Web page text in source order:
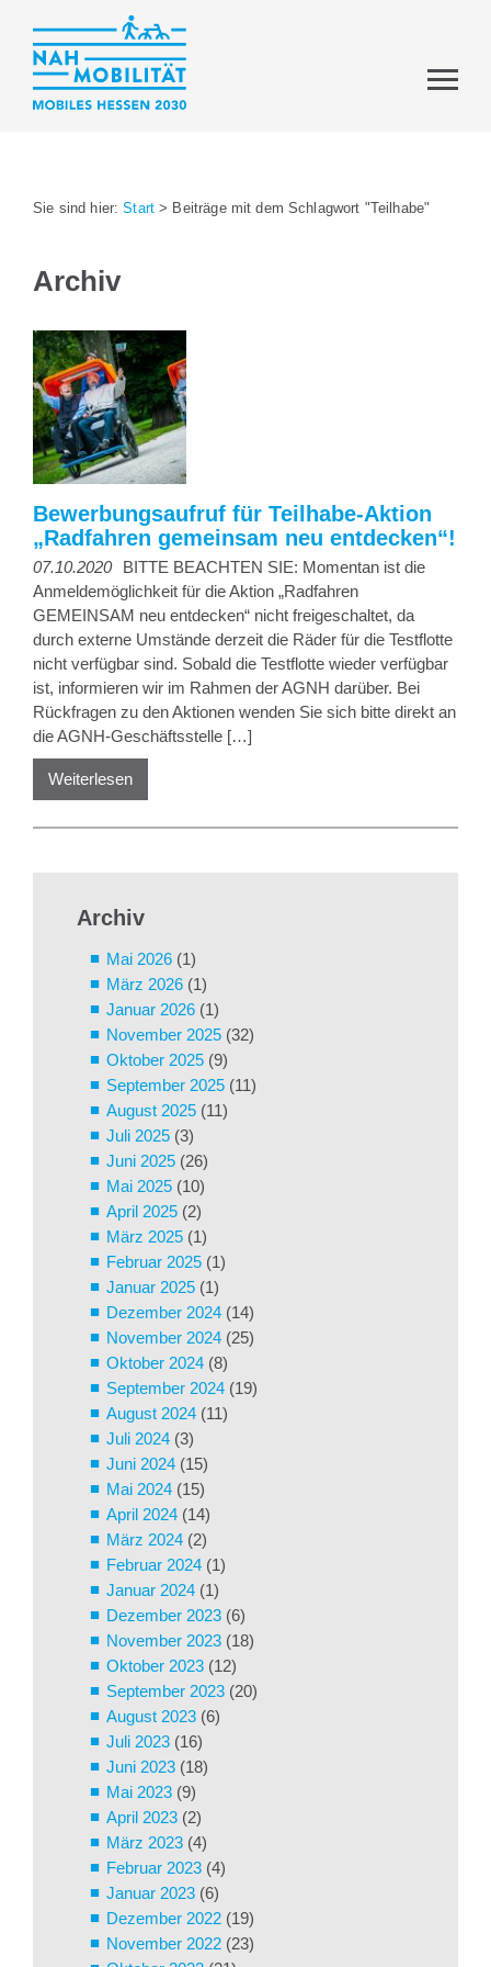
Sie sind hier:Start > Beiträge mit dem Schlagwort "Teilhabe"
Archiv
Bewerbungsaufruf für Teilhabe-Aktion
„Radfahren gemeinsam neu entdecken“!
07.10.2020
BITTE BEACHTEN SIE: Momentan ist die
Anmeldemöglichkeit für die Aktion „Radfahren
GEMEINSAM neu entdecken“ nicht freigeschaltet, da
durch externe Umstände derzeit die Räder für die Testflotte
nicht verfügbar sind. Sobald die Testflotte wieder verfügbar
ist, informieren wir im Rahmen der AGNH darüber. Bei
Rückfragen zu den Aktionen wenden Sie sich bitte direkt an
die AGNH-Geschäftsstelle […]
Weiterlesen
Archiv
Mai 2026 (1)
März 2026 (1)
Januar 2026 (1)
November 2025 (32)
Oktober 2025 (9)
September 2025 (11)
August 2025 (11)
Juli 2025 (3)
Juni 2025 (26)
Mai 2025 (10)
April 2025 (2)
März 2025 (1)
Februar 2025 (1)
Januar 2025 (1)
Dezember 2024 (14)
November 2024 (25)
Oktober 2024 (8)
September 2024 (19)
August 2024 (11)
Juli 2024 (3)
Juni 2024 (15)
Mai 2024 (15)
April 2024 (14)
März 2024 (2)
Februar 2024 (1)
Januar 2024 (1)
Dezember 2023 (6)
November 2023 (18)
Oktober 2023 (12)
September 2023 (20)
August 2023 (6)
Juli 2023 (16)
Juni 2023 (18)
Mai 2023 (9)
April 2023 (2)
März 2023 (4)
Februar 2023 (4)
Januar 2023 (6)
Dezember 2022 (19)
November 2022 (23)